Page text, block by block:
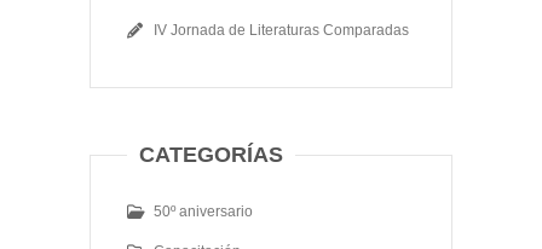
IV Jornada de Literaturas Comparadas
CATEGORÍAS
50º aniversario